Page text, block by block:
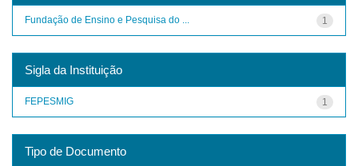
1
Fundação de Ensino e Pesquisa do ...
Sigla da Instituição
1
FEPESMIG
Tipo de Documento